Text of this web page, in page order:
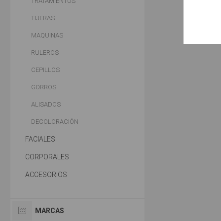
TIJERAS
MAQUINAS
RULEROS
CEPILLOS
GORROS
ALISADOS
DECOLORACIÓN
FACIALES
CORPORALES
ACCESORIOS
MARCAS